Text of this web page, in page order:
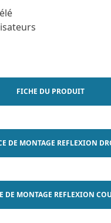
FICHE DU PRODUIT
DE MONTAGE REFLEXION
DE MONTAGE REFLEXION